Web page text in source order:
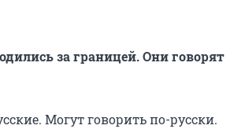
за границей. Они говорят
Могут говорить по-русски.